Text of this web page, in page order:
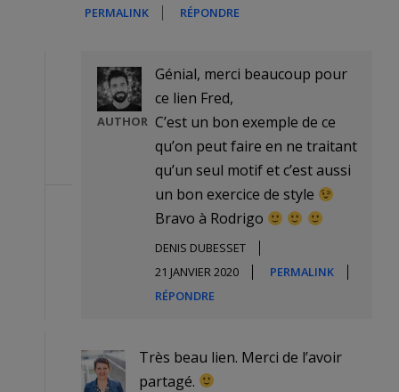
PERMALINK
RÉPONDRE
AUTHOR
Génial, merci beaucoup pour
ce lien Fred,
C’est un bon exemple de ce
qu’on peut faire en ne traitant
qu’un seul motif et c’est aussi
un bon exercice de style
Bravo à Rodrigo
DENIS DUBESSET
21 JANVIER 2020
PERMALINK
RÉPONDRE
Très beau lien. Merci de l’avoir
partagé.